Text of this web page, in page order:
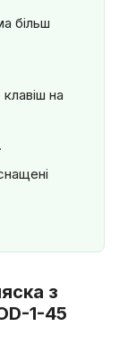
більш
на
з
1-45